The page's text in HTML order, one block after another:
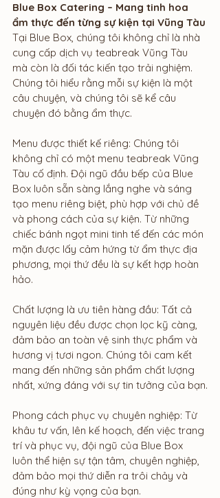
Blue Box Catering – Mang tinh hoa
ẩm thực đến từng sự kiện tại Vũng Tàu
Tại Blue Box, chúng tôi không chỉ là nhà
cung cấp dịch vụ teabreak Vũng Tàu
mà còn là đối tác kiến tạo trải nghiệm.
Chúng tôi hiểu rằng mỗi sự kiện là một
câu chuyện, và chúng tôi sẽ kể câu
chuyện đó bằng ẩm thực.
Menu được thiết kế riêng: Chúng tôi
không chỉ có một menu teabreak Vũng
Tàu cố định. Đội ngũ đầu bếp của Blue
Box luôn sẵn sàng lắng nghe và sáng
tạo menu riêng biệt, phù hợp với chủ đề
và phong cách của sự kiện. Từ những
chiếc bánh ngọt mini tinh tế đến các món
mặn được lấy cảm hứng từ ẩm thực địa
phương, mọi thứ đều là sự kết hợp hoàn
hảo.
Chất lượng là ưu tiên hàng đầu: Tất cả
nguyên liệu đều được chọn lọc kỹ càng,
đảm bảo an toàn vệ sinh thực phẩm và
hương vị tươi ngon. Chúng tôi cam kết
mang đến những sản phẩm chất lượng
nhất, xứng đáng với sự tin tưởng của bạn.
Phong cách phục vụ chuyên nghiệp: Từ
khâu tư vấn, lên kế hoạch, đến việc trang
trí và phục vụ, đội ngũ của Blue Box
luôn thể hiện sự tận tâm, chuyên nghiệp,
đảm bảo mọi thứ diễn ra trôi chảy và
đúng như kỳ vọng của bạn.